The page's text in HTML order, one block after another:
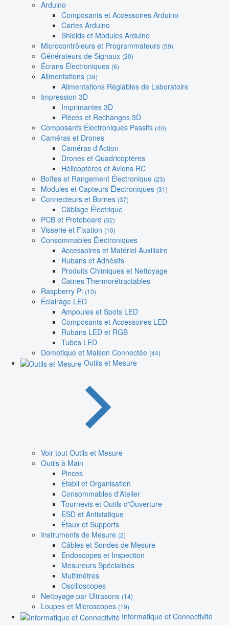
Arduino
Composants et Accessoires Arduino
Cartes Arduino
Shields et Modules Arduino
Microcontrôleurs et Programmateurs (59)
Générateurs de Signaux (20)
Écrans Électroniques (6)
Alimentations (39)
Alimentations Réglables de Laboratoire
Impression 3D
Imprimantes 3D
Pièces et Rechanges 3D
Composants Électroniques Passifs (40)
Caméras et Drones
Caméras d'Action
Drones et Quadricoptères
Hélicoptères et Avions RC
Boîtes et Rangement Électronique (23)
Modules et Capteurs Électroniques (31)
Connecteurs et Bornes (37)
Câblage Électrique
PCB et Protoboard (32)
Visserie et Fixation (10)
Consommables Électroniques
Accessoires et Matériel Auxiliaire
Rubans et Adhésifs
Produits Chimiques et Nettoyage
Gaines Thermorétractables
Raspberry Pi (10)
Éclairage LED
Ampoules et Spots LED
Composants et Accessoires LED
Rubans LED et RGB
Tubes LED
Domotique et Maison Connectée (44)
Outils et Mesure
Voir tout Outils et Mesure
Outils à Main
Pinces
Établi et Organisation
Consommables d'Atelier
Tournevis et Outils d'Ouverture
ESD et Antistatique
Étaux et Supports
Instruments de Mesure (2)
Câbles et Sondes de Mesure
Endoscopes et Inspection
Mesureurs Spécialisés
Multimètres
Oscilloscopes
Nettoyage par Ultrasons (14)
Loupes et Microscopes (19)
Informatique et Connectivité